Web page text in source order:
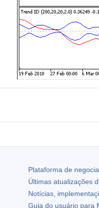
Plataforma de
Últimas atualizações
Notícias,
Guia do usuário para